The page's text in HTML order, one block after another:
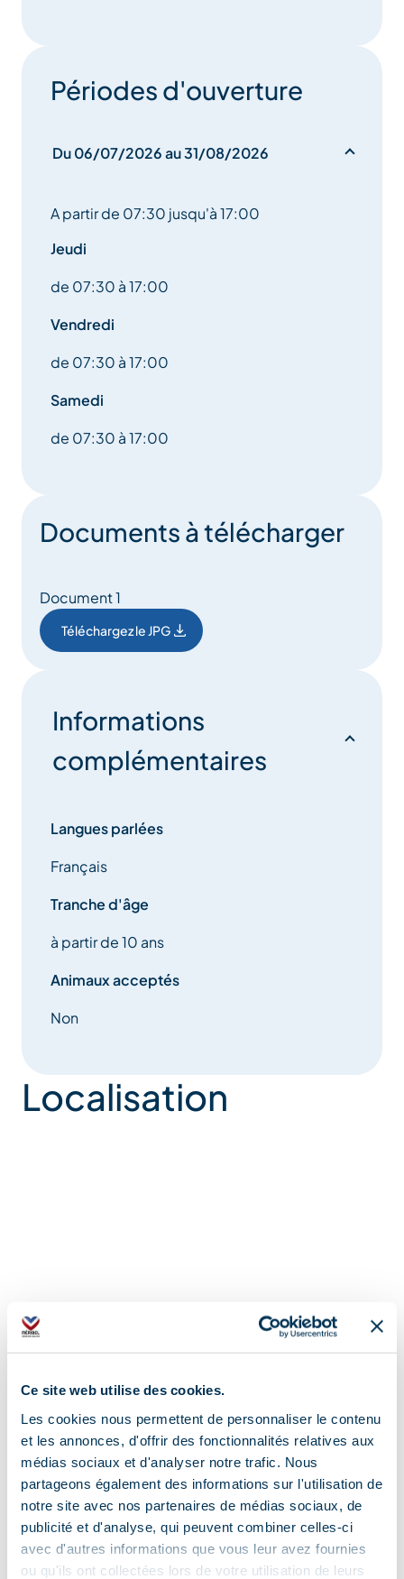
Ce site web utilise des cookies.
Les cookies nous permettent de personnaliser le contenu
et les annonces, d'offrir des fonctionnalités relatives aux
médias sociaux et d'analyser notre trafic. Nous
partageons également des informations sur l'utilisation de
notre site avec nos partenaires de médias sociaux, de
publicité et d'analyse, qui peuvent combiner celles-ci
avec d'autres informations que vous leur avez fournies
ou qu'ils ont collectées lors de votre utilisation de leurs
Périodes d'ouverture
Du 06/07/2026 au 31/08/2026
A partir de 07:30 jusqu'à 17:00
Jeudi
de 07:30 à 17:00
Vendredi
de 07:30 à 17:00
Samedi
de 07:30 à 17:00
Documents à télécharger
Document 1
Téléchargez le JPG
Informations
complémentaires
Langues parlées
Français
Tranche d'âge
à partir de 10 ans
Animaux acceptés
Non
Localisation